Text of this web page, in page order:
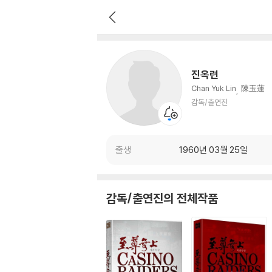
진옥련
Chan Yuk Lin 陳玉蓮
감독/출연진
출생 1960년 03월 25일
감독/출연진의 전체작품